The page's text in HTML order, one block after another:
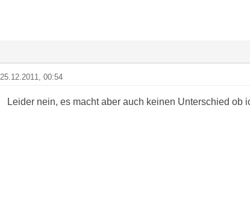
25.12.2011, 00:54
Leider nein, es macht aber auch keinen Unterschied ob